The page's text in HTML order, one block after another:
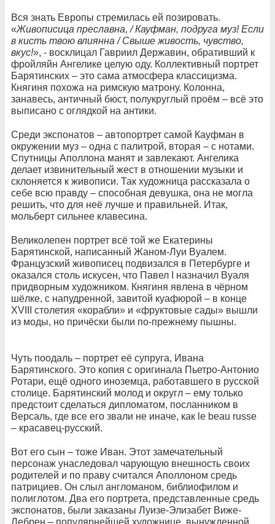
Вся знать Европы стремилась ей позировать.
«Живописица преславна, / Кауфман, подруга муз! Если
в кисть твою влиянна / Свыше живость, чувство,
вкус!», - восклицал Гавриил Державин, обративший к
фройляйн Ангелике целую оду. Коллективный портрет
Барятинских – это сама атмосфера классицизма.
Княгиня похожа на римскую матрону. Колонна,
занавесь, античный бюст, полукруглый проём – всё это
выписано с оглядкой на антики.
Среди экспонатов – автопортрет самой Кауфман в
окружении муз – одна с палитрой, вторая – с нотами.
Спутницы Аполлона манят и завлекают. Ангелика
делает извинительный жест в отношении музыки и
склоняется к живописи. Так художница рассказала о
себе всю правду – способная девушка, она не могла
решить, что для неё лучше и правильней. Итак,
мольберт сильнее клавесина.
Великолепен портрет всё той же Екатерины
Барятинской, написанный Жаном-Луи Вуалем.
Французский живописец подвизался в Петербурге и
оказался столь искусен, что Павел I назначил Вуаля
придворным художником. Княгиня явлена в чёрном
шёлке, с напудренной, завитой куафюрой – в конце
XVIII столетия «корабли» и «фруктовые сады» вышли
из моды, но причёски были по-прежнему пышны.
Чуть поодаль – портрет её супруга, Ивана
Барятинского. Это копия с оригинала Пьетро-Антонио
Ротари, ещё одного иноземца, работавшего в русской
столице. Барятинский молод и округл – ему только
предстоит сделаться дипломатом, посланником в
Версаль, где все его звали не иначе, как le beau russe
– красавец-русский.
Вот его сын – тоже Иван. Этот замечательный
персонаж унаследовал чарующую внешность своих
родителей и по праву считался Аполлоном средь
патрициев. Он слыл англоманом, библиофилом и
полиглотом. Два его портрета, представленные средь
экспонатов, были заказаны Луизе-Элизабет Виже-